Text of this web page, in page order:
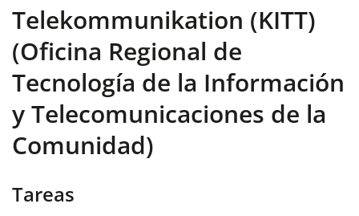
Telekommunikation (KITT)
(Oficina Regional de
Tecnología de la Información
y Telecomunicaciones de la
Comunidad)
Tareas